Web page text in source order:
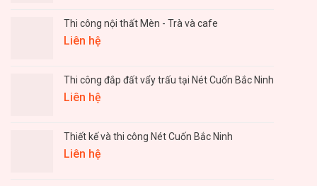
Thi công nội thất Mèn - Trà và cafe
Liên hệ
Thi công đắp đất vẩy trấu tại Nét Cuốn Bắc Ninh
Liên hệ
Thiết kế và thi công Nét Cuốn Bắc Ninh
Liên hệ